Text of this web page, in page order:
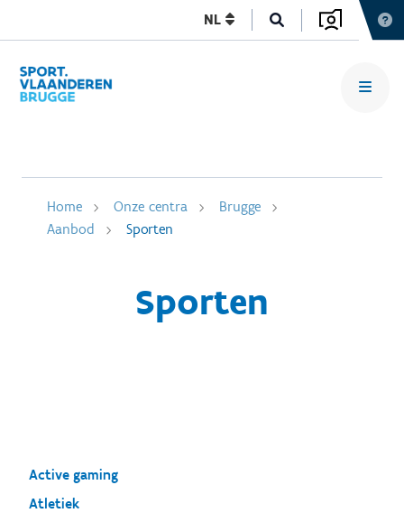
NL
Home Onze centra
Brugge
Aanbod
Sporten
Sporten
Active gaming
Atletiek